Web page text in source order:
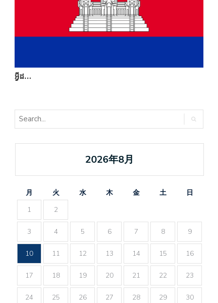
អ្វីដ…
2026年8月
月 火 水 木 金 土
日
1
2
3 4 5 6 7 8 9
10 11 12 13 14 15 16
17 18 19 20 21 22 23
24 25 26 27 28 29 30